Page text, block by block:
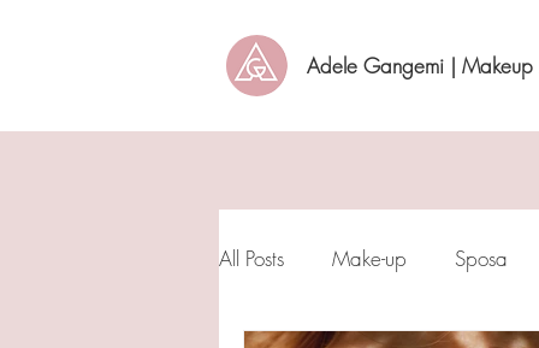
Adele Gangemi | Makeup
All Posts Make-up Sposa